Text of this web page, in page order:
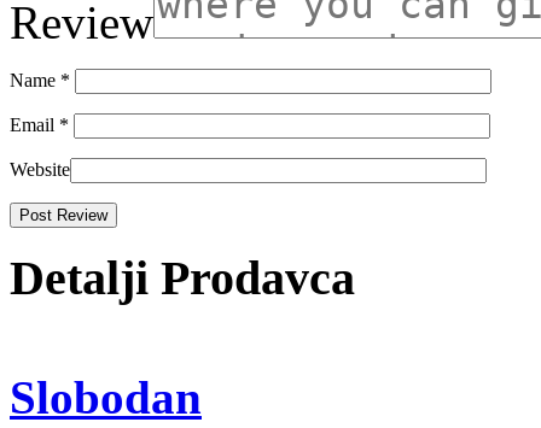
Review
Name *
Email *
Website
Detalji Prodavca
Slobodan